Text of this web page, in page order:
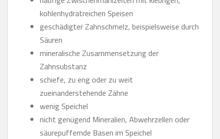
kohlenhydratreichen Speisen
geschädigter Zahnschmelz, beispielsweise durch
Säuren
mineralische Zusammensetzung der
Zahnsubstanz
schiefe, zu eng oder zu weit
zueinanderstehende Zähne
wenig Speichel
nicht genügend Mineralien, Abwehrzellen oder
säurepuffernde Basen im Speichel